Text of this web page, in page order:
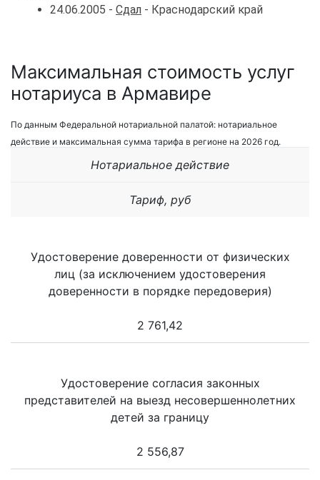
24.06.2005 - Сдал - Краснодарский край
Максимальная стоимость услуг
нотариуса в Армавире
По данным Федеральной нотариальной палатой: нотариальное
действие и максимальная сумма тарифа в регионе на 2026 год.
Нотариальное действие
Тариф, руб
Удостоверение доверенности от физических
лиц (за исключением удостоверения
доверенности в порядке передоверия)
2 761,42
Удостоверение согласия законных
представителей на выезд несовершеннолетних
детей за границу
2 556,87